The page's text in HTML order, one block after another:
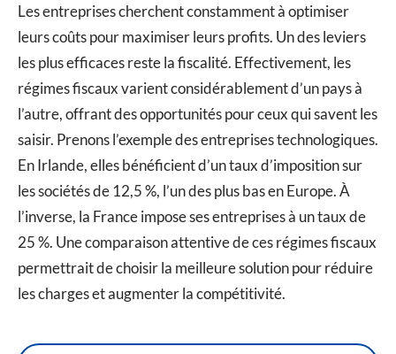
Les entreprises cherchent constamment à optimiser
leurs coûts pour maximiser leurs profits. Un des leviers
les plus efficaces reste la fiscalité. Effectivement, les
régimes fiscaux varient considérablement d’un pays à
l’autre, offrant des opportunités pour ceux qui savent les
saisir. Prenons l’exemple des entreprises technologiques.
En Irlande, elles bénéficient d’un taux d’imposition sur
les sociétés de 12,5 %, l’un des plus bas en Europe. À
l’inverse, la France impose ses entreprises à un taux de
25 %. Une comparaison attentive de ces régimes fiscaux
permettrait de choisir la meilleure solution pour réduire
les charges et augmenter la compétitivité.